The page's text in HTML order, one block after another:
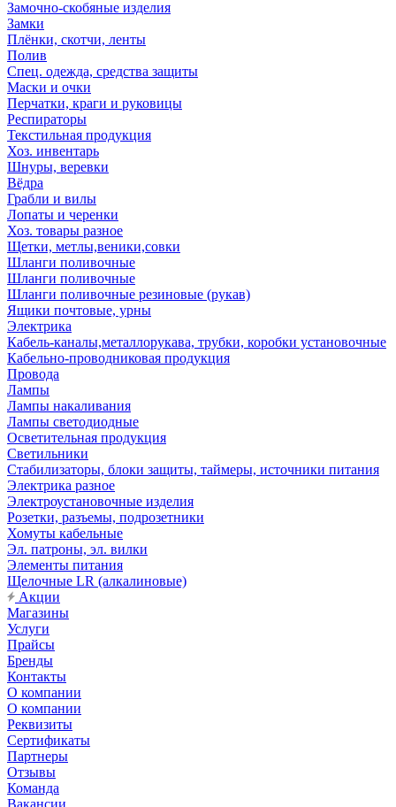
Замочно-скобяные изделия
Замки
Плёнки, скотчи, ленты
Полив
Спец. одежда, средства защиты
Маски и очки
Перчатки, краги и руковицы
Респираторы
Текстильная продукция
Хоз. инвентарь
Шнуры, веревки
Вёдра
Грабли и вилы
Лопаты и черенки
Хоз. товары разное
Щетки, метлы,веники,совки
Шланги поливочные
Шланги поливочные
Шланги поливочные резиновые (рукав)
Ящики почтовые, урны
Электрика
Кабель-каналы,металлорукава, трубки, коробки установочные
Кабельно-проводниковая продукция
Провода
Лампы
Лампы накаливания
Лампы светодиодные
Осветительная продукция
Светильники
Стабилизаторы, блоки защиты, таймеры, источники питания
Электрика разное
Электроустановочные изделия
Розетки, разъемы, подрозетники
Хомуты кабельные
Эл. патроны, эл. вилки
Элементы питания
Щелочные LR (алкалиновые)
Акции
Магазины
Услуги
Прайсы
Бренды
Контакты
О компании
О компании
Реквизиты
Сертификаты
Партнеры
Отзывы
Команда
Вакансии